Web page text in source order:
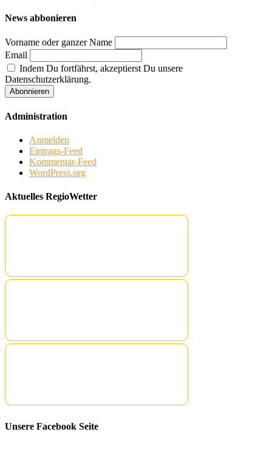
News abbonieren
Vorname oder ganzer Name
Email
Indem Du fortfährst, akzeptierst Du unsere
Datenschutzerklärung.
Administration
Anmelden
Eintrags-Feed
Kommentar-Feed
WordPress.org
Aktuelles RegioWetter
Unsere Facebook Seite